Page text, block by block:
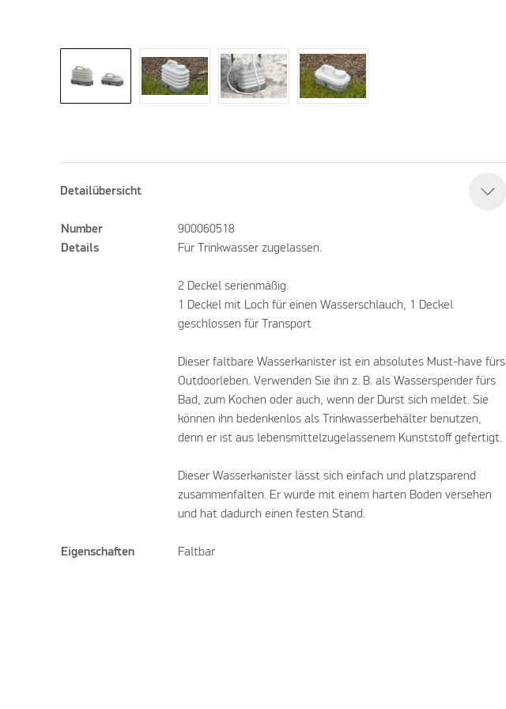
Detailübersicht
Number
900060518
Details
Für Trinkwasser zugelassen.
2 Deckel serienmäßig.
1 Deckel mit Loch für einen Wasserschlauch, 1 Deckel
geschlossen für Transport
Dieser faltbare Wasserkanister ist ein absolutes Must-have fürs
Outdoorleben. Verwenden Sie ihn z. B. als Wasserspender fürs
Bad, zum Kochen oder auch, wenn der Durst sich meldet. Sie
können ihn bedenkenlos als Trinkwasserbehälter benutzen,
denn er ist aus lebensmittelzugelassenem Kunststoff gefertigt.
Dieser Wasserkanister lässt sich einfach und platzsparend
zusammenfalten. Er wurde mit einem harten Boden versehen
und hat dadurch einen festen Stand.
Eigenschaften Faltbar